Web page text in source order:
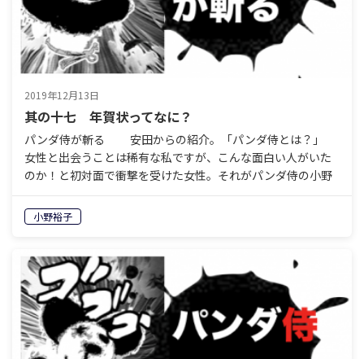
2019年12月13日
其の十七 年賀状ってなに？
パンダ侍が斬る 安田からの紹介。「パンダ侍とは？」
女性と出会うことは稀有な私ですが、こんな面白い人がいた
のか！と初対面で衝撃を受けた女性。それがパンダ侍の小野
い…小野裕子